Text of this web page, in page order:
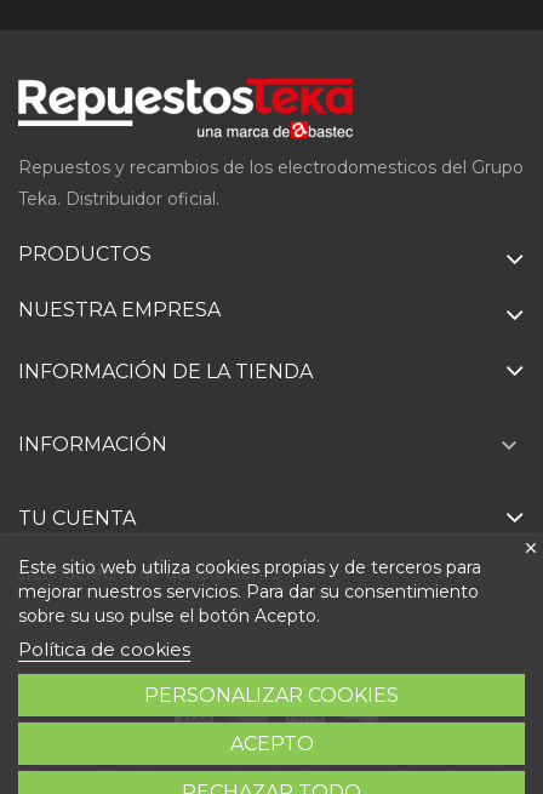
Repuestos y recambios de los electrodomesticos del Grupo
Teka. Distribuidor oficial.
PRODUCTOS
NUESTRA EMPRESA
INFORMACIÓN DE LA TIENDA
Este sitio web utiliza cookies propias y de terceros para
mejorar nuestros servicios. Para dar su consentimiento
sobre su uso pulse el botón Acepto.
Política de cookies
PERSONALIZAR COOKIES
ACEPTO
INFORMACIÓN 
TU CUENTA
Ejercer derecho de desistimiento
© 2026 - Repuestosteka.es. de Abastec S.L. Diseño web: